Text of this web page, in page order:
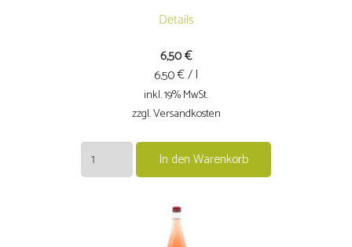
Details
6,50€
6.50€ / l
inkl. 19% MwSt.
zzgl. Versandkosten
2025er
Müller-
In den Warenkorb